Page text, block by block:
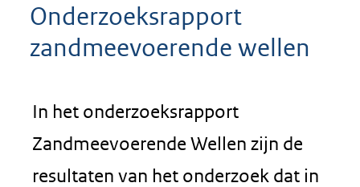
Onderzoeksrapport
zandmeevoerende wellen
In het onderzoeksrapport
Zandmeevoerende Wellen zijn de
resultaten van het onderzoek dat in